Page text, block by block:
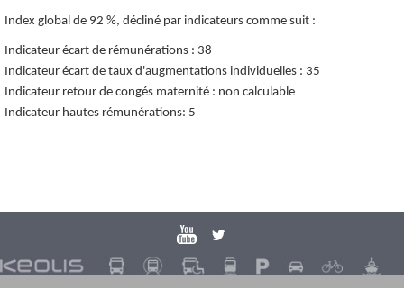
Index global de 92 %, décliné par indicateurs comme suit :
Indicateur écart de rémunérations : 38
Indicateur écart de taux d'augmentations individuelles : 35
Indicateur retour de congés maternité : non calculable
Indicateur hautes rémunérations: 5